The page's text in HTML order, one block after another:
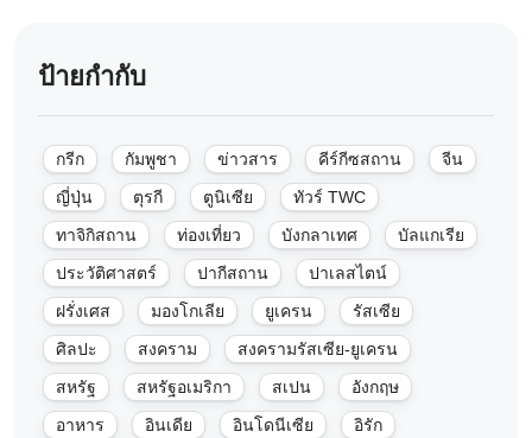
ป้ายกำกับ
กรีก กัมพูชา ข่าวสาร คีร์กีซสถาน
จีน
ญี่ปุ่น
ตุรกี ตูนิเซีย
ทัวร์ TWC
ทาจิกิสถาน
ท่องเที่ยว บังกลาเทศ
บัลแกเรีย
ประวัติศาสตร์
ปากีสถาน
ปาเลสไตน์
ฝรั่งเศส
มองโกเลีย ยูเครน
รัสเซีย
ศิลปะ
สงคราม
สงครามรัสเซีย-ยูเครน
สหรัฐ
สหรัฐอเมริกา สเปน
อังกฤษ
อาหาร
อินเดีย อินโดนีเซีย
อิรัก